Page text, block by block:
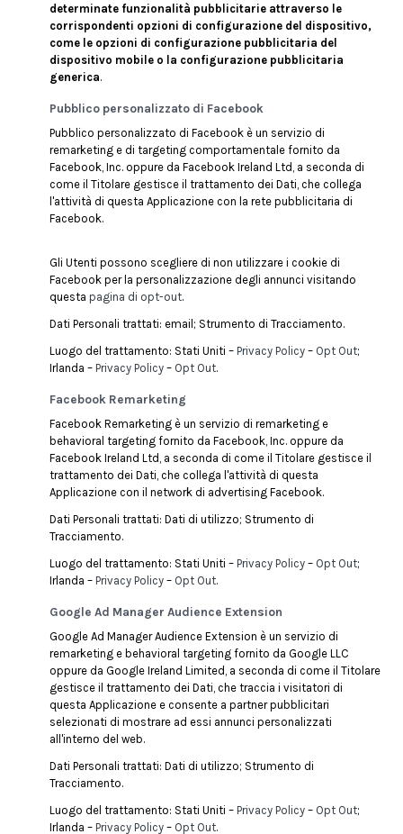
determinate funzionalità pubblicitarie attraverso le
corrispondenti opzioni di configurazione del dispositivo,
come le opzioni di configurazione pubblicitaria del
dispositivo mobile o la configurazione pubblicitaria
generica.
Pubblico personalizzato di Facebook
Pubblico personalizzato di Facebook è un servizio di
remarketing e di targeting comportamentale fornito da
Facebook, Inc. oppure da Facebook Ireland Ltd, a seconda di
come il Titolare gestisce il trattamento dei Dati, che collega
l'attività di questa Applicazione con la rete pubblicitaria di
Facebook.
Gli Utenti possono scegliere di non utilizzare i cookie di
Facebook per la personalizzazione degli annunci visitando
questa pagina di opt-out.
Dati Personali trattati: email; Strumento di Tracciamento.
Luogo del trattamento: Stati Uniti – Privacy Policy – Opt Out;
Irlanda – Privacy Policy – Opt Out.
Facebook Remarketing
Facebook Remarketing è un servizio di remarketing e
behavioral targeting fornito da Facebook, Inc. oppure da
Facebook Ireland Ltd, a seconda di come il Titolare gestisce il
trattamento dei Dati, che collega l'attività di questa
Applicazione con il network di advertising Facebook.
Dati Personali trattati: Dati di utilizzo; Strumento di
Tracciamento.
Luogo del trattamento: Stati Uniti – Privacy Policy – Opt Out;
Irlanda – Privacy Policy – Opt Out.
Google Ad Manager Audience Extension
Google Ad Manager Audience Extension è un servizio di
remarketing e behavioral targeting fornito da Google LLC
oppure da Google Ireland Limited, a seconda di come il Titolare
gestisce il trattamento dei Dati, che traccia i visitatori di
questa Applicazione e consente a partner pubblicitari
selezionati di mostrare ad essi annunci personalizzati
all'interno del web.
Dati Personali trattati: Dati di utilizzo; Strumento di
Tracciamento.
Luogo del trattamento: Stati Uniti – Privacy Policy – Opt Out;
Irlanda – Privacy Policy – Opt Out.